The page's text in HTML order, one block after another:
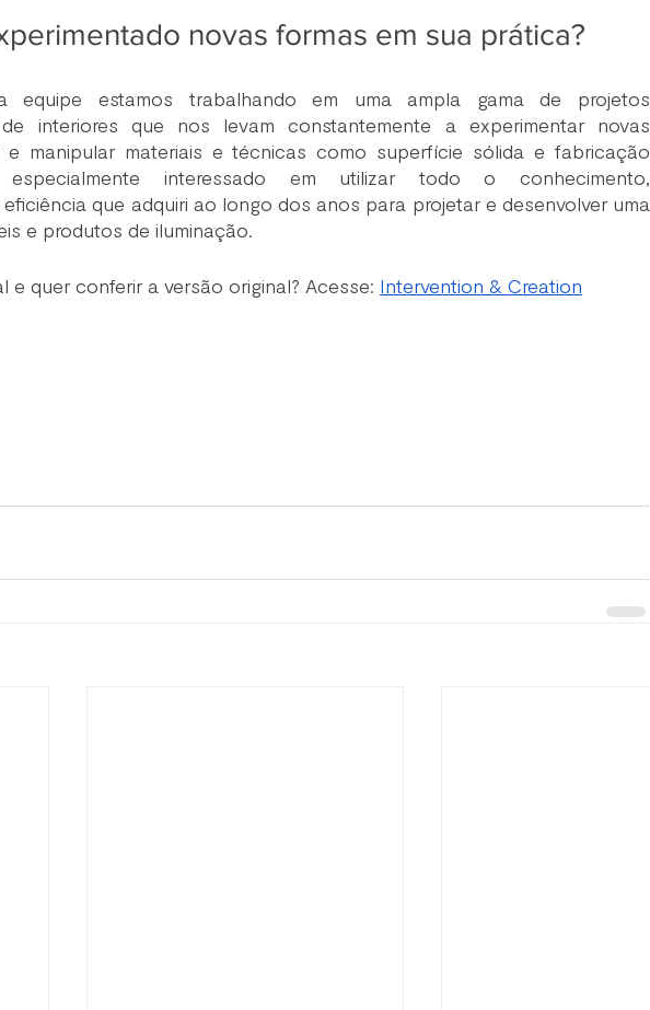
novas formas em sua prática?
equipe estamos trabalhando em uma ampla gama de projetos
interiores que nos levam constantemente a experimentar novas
e manipular materiais e técnicas como superfície sólida e fabricação
especialmente interessado em utilizar todo o conhecimento,
que adquiri ao longo dos anos para projetar e desenvolver uma
e produtos de iluminação.
e quer conferir a versão original? Acesse: Intervention & Creation